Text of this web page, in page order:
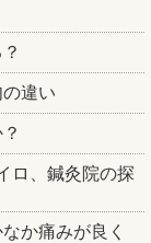
違い
ロ、鍼灸院の探
か痛みが良く